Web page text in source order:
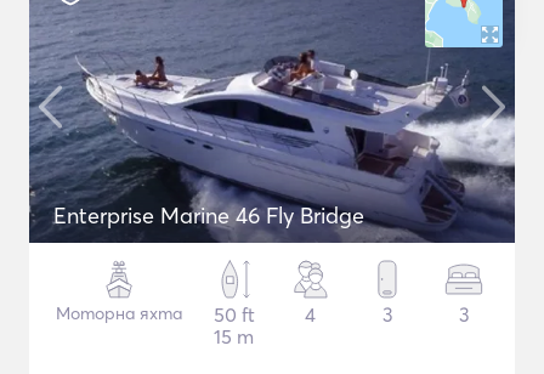
Enterprise Marine 46 Fly Bridge
Моторна яхта
50 ft
15 m
4 3 3